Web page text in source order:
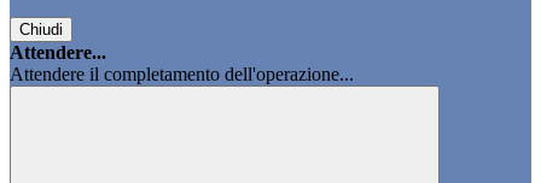
Chiudi
Attendere...
Attendere il completamento dell'operazione...